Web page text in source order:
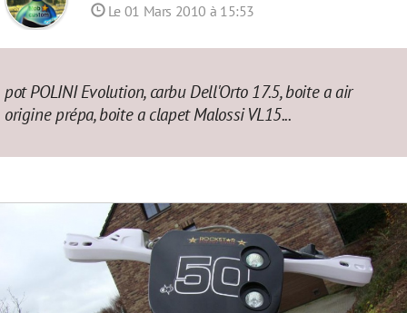
Le 01 Mars 2010 à 15:53
pot POLINI Evolution, carbu Dell'Orto 17.5, boite a air
origine prépa, boite a clapet Malossi VL15...